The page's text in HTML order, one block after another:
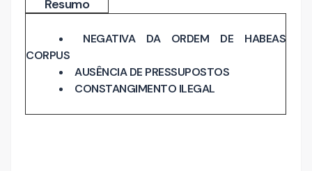
Resumo
NEGATIVA DA ORDEM DE HABEAS
CORPUS
AUSÊNCIA DE PRESSUPOSTOS
CONSTANGIMENTO ILEGAL